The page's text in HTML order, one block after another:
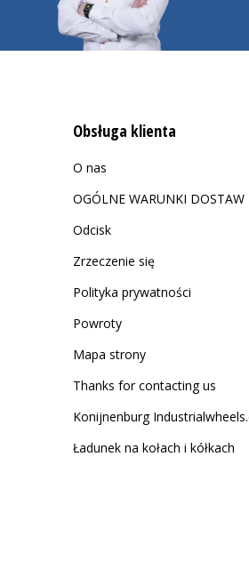
Obsługa klienta
O nas
OGÓLNE WARUNKI DOSTAW
Odcisk
Zrzeczenie się
Polityka prywatności
Powroty
Mapa strony
Thanks for contacting us
Konijnenburg
Ładunek na kołach i kółkach